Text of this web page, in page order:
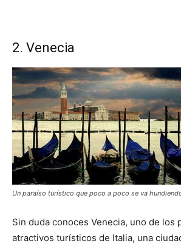
2. Venecia
Un paraíso turístico que poco a poco se va
Sin duda conoces Venecia, uno de los
atractivos turísticos de Italia, una